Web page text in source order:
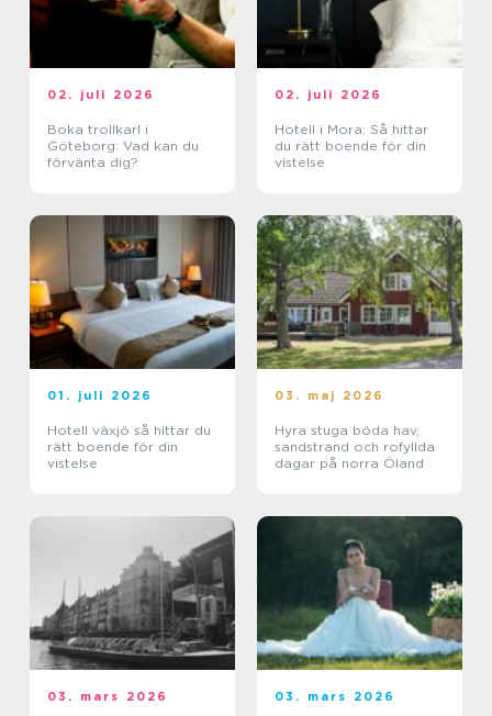
02. juli 2026
Boka trollkarl i
Göteborg: Vad kan du
förvänta dig?
02. juli 2026
Hotell i Mora: Så hittar
du rätt boende för din
vistelse
01. juli 2026
Hotell växjö så hittar du
rätt boende för din
vistelse
03. maj 2026
Hyra stuga böda hav,
sandstrand och rofyllda
dagar på norra Öland
03. mars 2026 03. mars 2026